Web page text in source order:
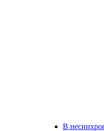
В